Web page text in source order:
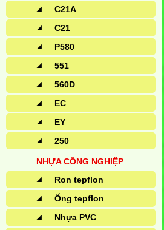
C21A
C21
P580
551
560D
EC
EY
250
NHỰA CÔNG NGHIỆP
Ron tepflon
Ống tepflon
Nhựa PVC